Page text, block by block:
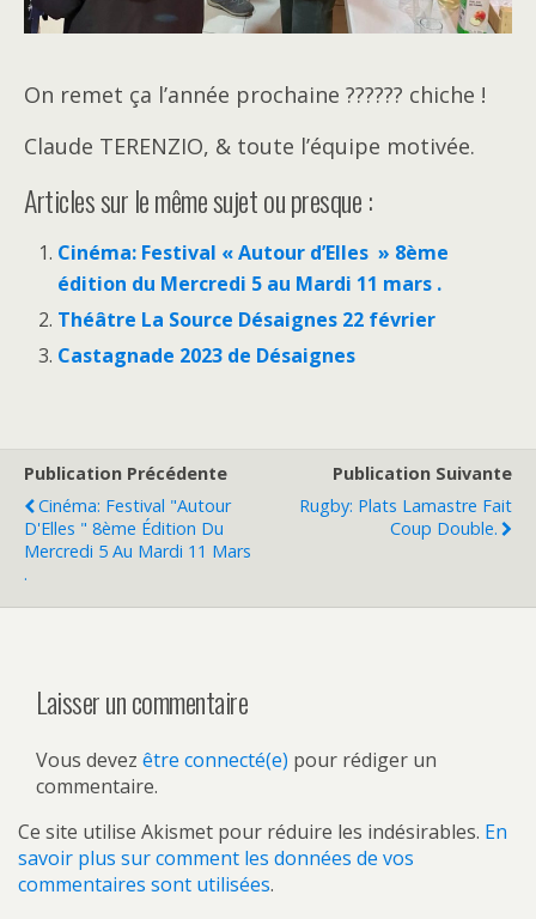
On remet ça l’année prochaine ?????? chiche !
Claude TERENZIO, & toute l’équipe motivée.
Articles sur le même sujet ou presque :
Cinéma: Festival « Autour d’Elles » 8ème
édition du Mercredi 5 au Mardi 11 mars .
Théâtre La Source Désaignes 22 février
Castagnade 2023 de Désaignes
Publication Précédente
Cinéma: Festival "Autour
D'Elles " 8ème Édition Du
Mercredi 5 Au Mardi 11 Mars
.
Publication Suivante
Rugby: Plats Lamastre Fait
Coup Double.
Laisser un commentaire
Vous devez être connecté(e) pour rédiger un
commentaire.
Ce site utilise Akismet pour réduire les indésirables. En
savoir plus sur comment les données de vos
commentaires sont utilisées.